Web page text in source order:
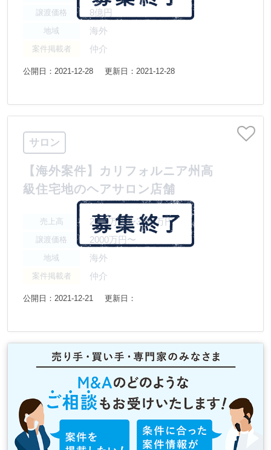
譲渡価格 8億円
地域 海外
案件掲載者 仲介
公開日：2021-12-28 更新日：2021-12-28
サロン
【海外案件】カリフォルニア州高
級住宅地のヘアサロン店舗
売上高 2000万円〜3000万円
譲渡価格 2000万円〜
地域 海外
案件掲載者 仲介
公開日：2021-12-21 更新日：